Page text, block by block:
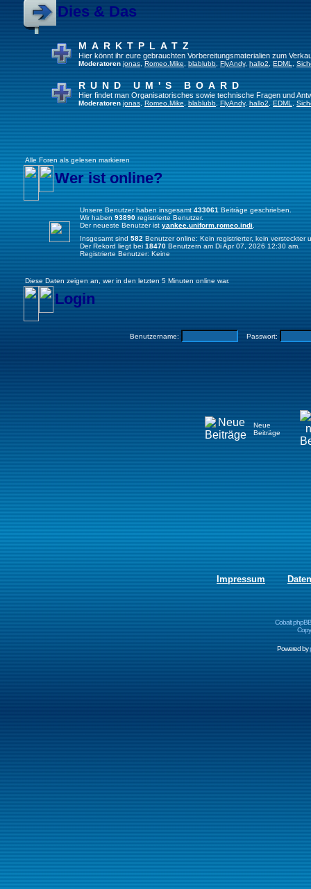
Dies & Das
MARKTPLATZ
Hier könnt ihr eure gebrauchten Vorbereitungsmaterialien zum
Moderatoren jonas Romeo.Mike blablubb FlyAndy, hallo2 EDML
RUND UM'S BOARD
Hier findet man Organisatorisches sowie technische Fragen und
Moderatoren jonas Romeo.Mike blablubb FlyAndy, hallo2 EDML
Alle Foren als gelesen markieren
Wer ist online?
Unsere Benutzer haben insgesamt 433061 Beiträge geschrieben.
Wir haben 93890 registrierte Benutzer.
Der neueste Benutzer ist yankee.uniform.romeo.indi
Insgesamt sind 582 Benutzer online: Kein registrierter, kein
Der Rekord liegt bei 18470 Benutzern am Di Apr 07, 2026 12:30 am.
Registrierte Benutzer: Keine
Diese Daten zeigen an, wer in den letzten 5 Minuten online war.
Login
Benutzername: Passwort:
Neue
Beiträge
Impressum
Cobalt
Powered by